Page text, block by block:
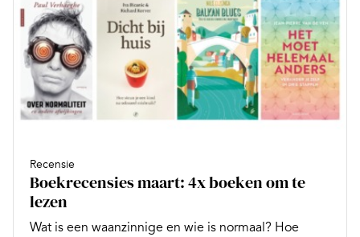
Recensie
Boekrecensies maart: 4x boeken om te
lezen
Wat is een waanzinnige en wie is normaal? Hoe